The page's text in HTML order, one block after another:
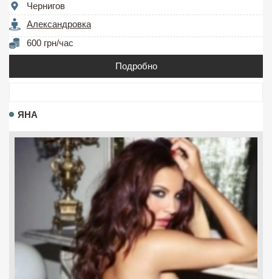
Чернигов
Александровка
600 грн/час
Подробно
ЯНА